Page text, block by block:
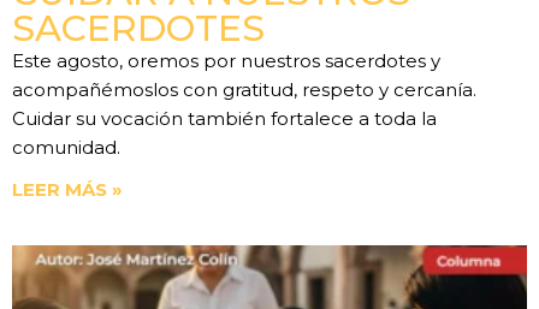
SACERDOTES
Este agosto, oremos por nuestros sacerdotes y
acompañémoslos con gratitud, respeto y cercanía.
Cuidar su vocación también fortalece a toda la
comunidad.
LEER MÁS »